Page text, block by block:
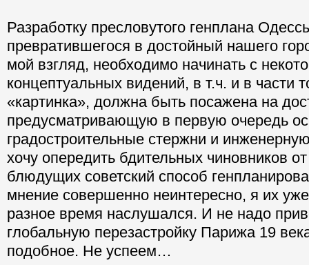
Разработку пресловутого генплана
превратившегося в достойный нашего
мой взгляд, необходимо начинать с
концептуальных видений, в т.ч. и в части
«картинка», должна быть посажена на
предусматривающую в первую очередь
градостроительные стержни и
хочу опередить бдительных чиновников
блюдущих советский способ
мнение совершенно неинтересно, я их
разное время наслушался. И не надо
глобальную перезастройку Парижа 19
подобное. Не успеем…